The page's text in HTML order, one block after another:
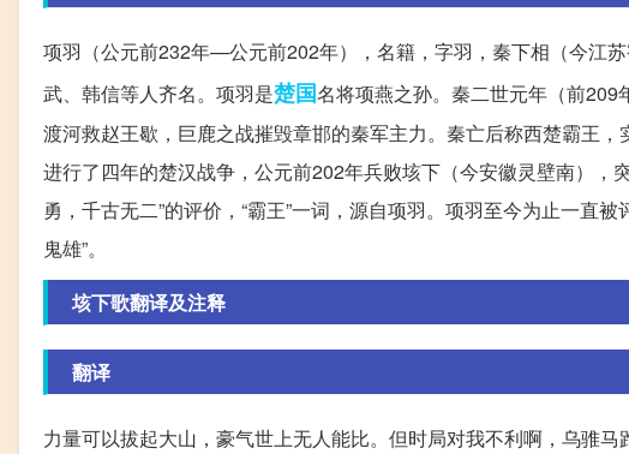
项羽（公元前232年—公元前202年），名籍，字羽，秦下相（今江
武、韩信等人齐名。项羽是楚国名将项燕之孙。秦二世元年（前
渡河救赵王歇，巨鹿之战摧毁章邯的秦军主力。秦亡后称西楚霸王
进行了四年的楚汉战争，公元前202年兵败垓下（今安徽灵壁南），
勇，千古无二”的评价，“霸王”一词，源自项羽。项羽至今为止一直
鬼雄”。
垓下歌翻译及注释
翻译
力量可以拔起大山，豪气世上无人能比。但时局对我不利啊，乌骓马